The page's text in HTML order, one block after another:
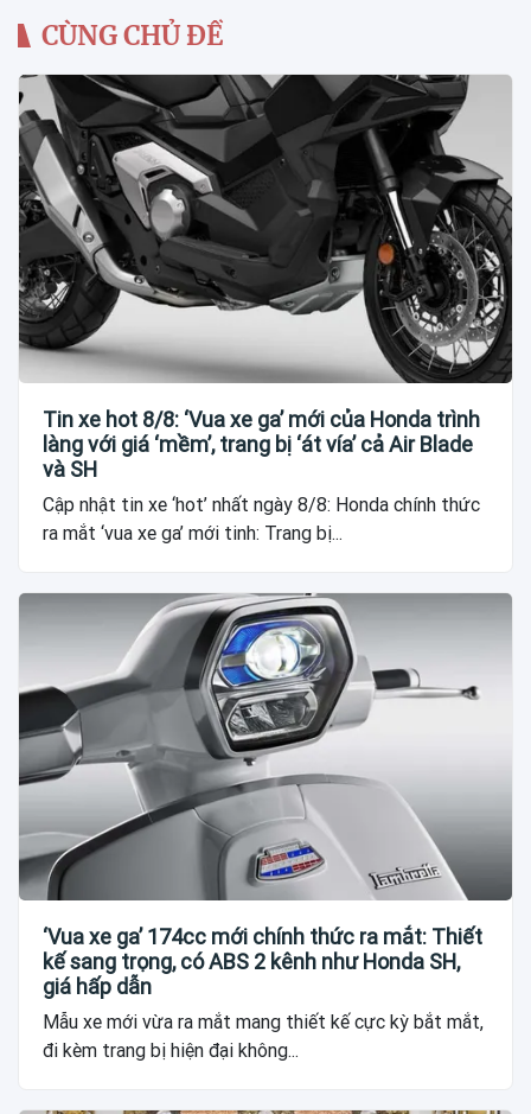
CÙNG CHỦ ĐỀ
Tin xe hot 8/8: ‘Vua xe ga’ mới của Honda trình
làng với giá ‘mềm’, trang bị ‘át vía’ cả Air Blade
và SH
Cập nhật tin xe ‘hot’ nhất ngày 8/8: Honda chính thức
ra mắt ‘vua xe ga’ mới tinh: Trang bị...
‘Vua xe ga’ 174cc mới chính thức ra mắt: Thiết
kế sang trọng, có ABS 2 kênh như Honda SH,
giá hấp dẫn
Mẫu xe mới vừa ra mắt mang thiết kế cực kỳ bắt mắt,
đi kèm trang bị hiện đại không...